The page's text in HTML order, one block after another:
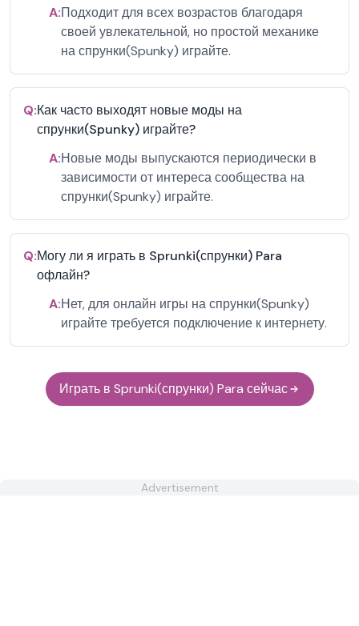
A:Подходит для всех возрастов благодаря
своей увлекательной, но простой механике
на спрунки(Spunky) играйте.
Q:Как часто выходят новые моды на
спрунки(Spunky) играйте?
A:Новые моды выпускаются периодически в
зависимости от интереса сообщества на
спрунки(Spunky) играйте.
Q:Могу ли я играть в Sprunki(спрунки) Para
офлайн?
A:Нет, для онлайн игры на спрунки(Spunky)
играйте требуется подключение к интернету.
Играть в Sprunki(спрунки) Para сейчас
Advertisement